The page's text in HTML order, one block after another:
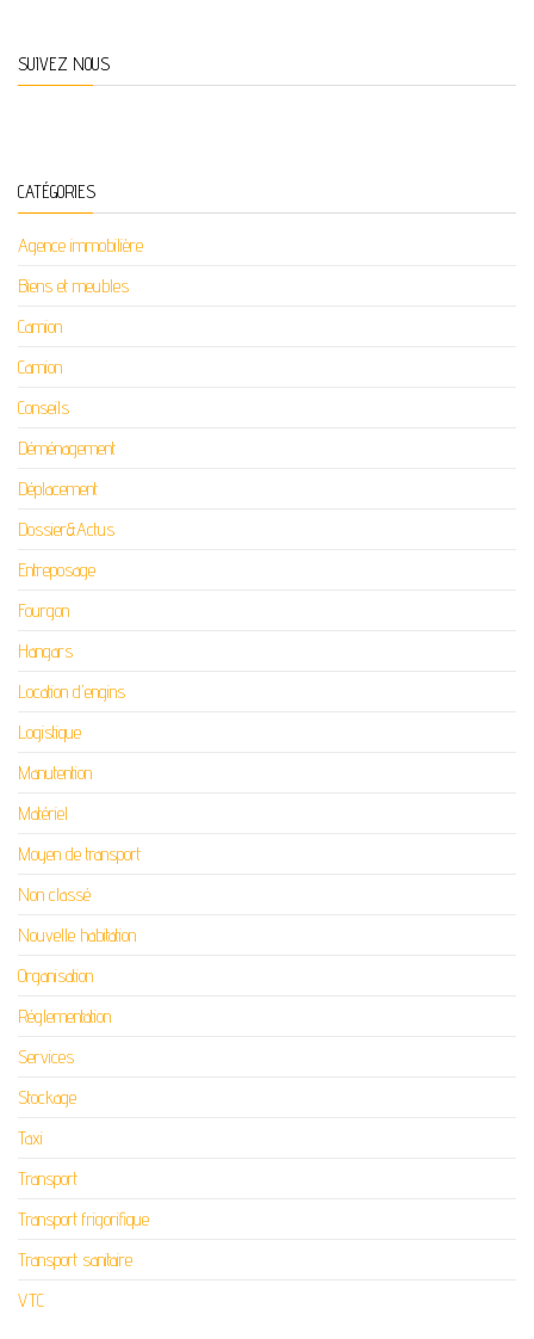
SUIVEZ NOUS
CATÉGORIES
Agence immobilière
Biens et meubles
Camion
Camion
Conseils
Déménagement
Déplacement
Dossier&Actus
Entreposage
Fourgon
Hangars
Location d'engins
Logistique
Manutention
Matériel
Moyen de transport
Non classé
Nouvelle habitation
Organisation
Réglementation
Services
Stockage
Taxi
Transport
Transport frigorifique
Transport sanitaire
VTC